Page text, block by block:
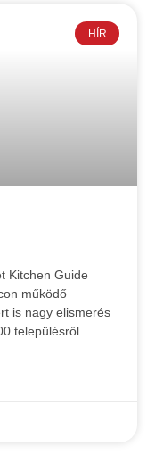
HÍR
Kitchen Guide
működő
is nagy elismerés
településről